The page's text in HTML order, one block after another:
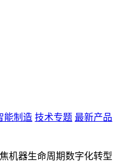
能制造 技术专题 最新产品
机器生命周期数字化转型